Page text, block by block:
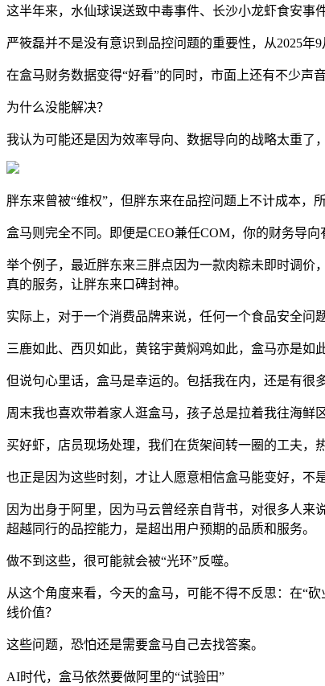
这半年来，水仙球误送致中毒事件、长沙小龙虾食安事
严筱磊并不是没有意识到品控问题的重要性，从2025年
在盒马财务数据变得“好看”的同时，市面上还有不少声
为什么没能解决？
我认为可能还是因为效率导向、数据导向的战略太重了
胖东来曾被“维权”，但胖东来在品控问题上不计成本，
盒马则完全不同。即便是CEO兼任COM，你的财务导
举个例子，最近胖东来三胖点因为一款肉粽未即时调价
真的服务，让胖东来口碑封神。
实际上，对于一个消费品牌来说，任何一个食品安全问
三鹿如此、西贝如此，黄铭宇黄焖鸡如此，盒马亦是如此
但说句心里话，盒马是幸运的。包括我在内，还是有很
周末我也喜欢带着家人逛盒马，孩子总是拉着我往海鲜
买好虾，店员现场处理，我们在货架间转一圈的工夫，
也正是因为这些时刻，才让人愿意相信盒马能变好，不
因为出身于阿里，因为马云曾经亲自背书，对很多人
超越同行的品控能力，是超出用户预期的品质和服务。
做不到这些，很可能就会被“光环”反噬。
从这个角度来看，今天的盒马，可能不得不反思：在“
线价值？
这些问题，恐怕还是需要盒马自己去找答案。
AI时代，盒马依然要做阿里的“试验田”